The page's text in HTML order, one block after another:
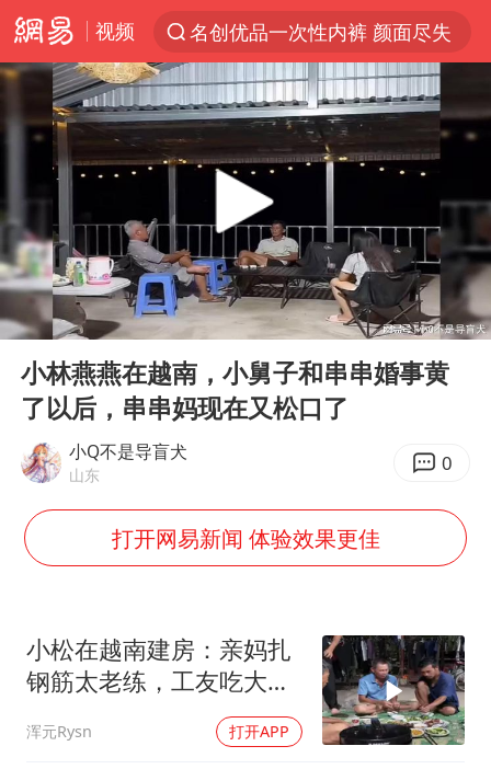
视频
名创优品一次性内裤 颜面尽失
“China Cool”火了，老外爱上中国避暑游
台风白海豚闭眼浙江上海处于危险半圆
四川宜宾市珙县发生3.4级地震
香港宏福苑火灾或由烟头引起
中国父女泰国骑摩托车坠崖1死1伤
周末打虎 宋致远被查
白海豚将正面袭击贯穿浙江
浙江台州《告全体市民书》
牛群和施拉普纳33年后重逢
刘浩存百花奖开幕式红裙起舞
“南湖号”盾构机下线
店主称换“青海拉面”招牌后生意更好
Play
00:00 20:36
小林燕燕在越南，小舅子和串串婚事黄
了以后，串串妈现在又松口了
小Q不是导盲犬
山东 0
打开网易新闻 体验效果更佳
小松在越南建房：亲妈扎
钢筋太老练，工友吃大餐
浑元Rysn 打开APP